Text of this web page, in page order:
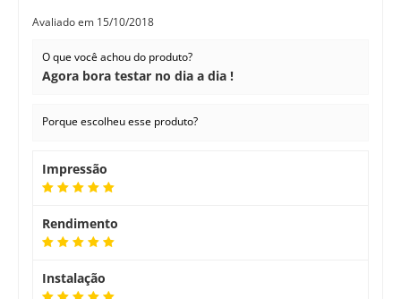
Avaliado em 15/10/2018
O que você achou do produto?
Agora bora testar no dia a dia !
Porque escolheu esse produto?
Impressão
Rendimento
Instalação